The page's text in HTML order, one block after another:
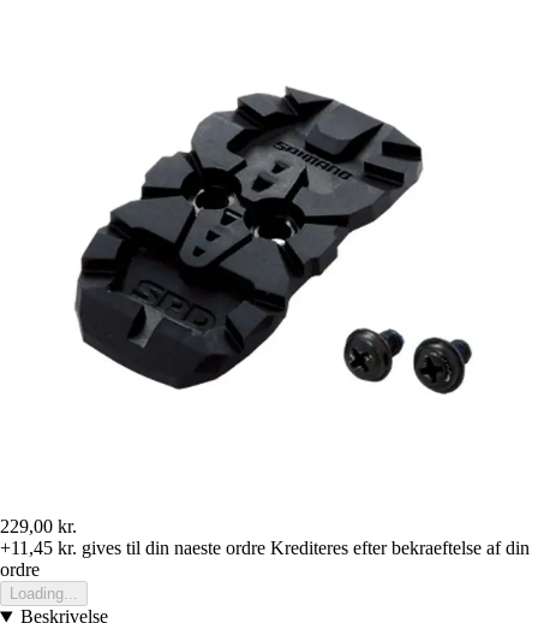
229,00 kr.
+11,45 kr. gives til din naeste ordre Krediteres efter bekraeftelse af din
ordre
Loading...
Beskrivelse